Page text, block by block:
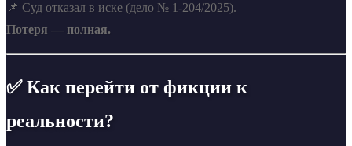
📌 Суд отказал в иске (дело № 1-204/2025).
Потеря — полная.
✅ Как перейти от фикции к
реальности?